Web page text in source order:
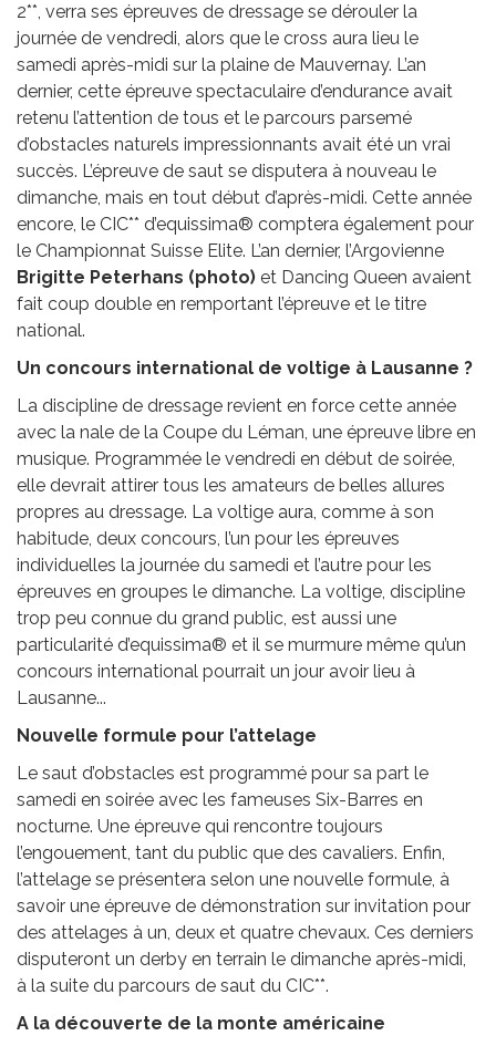
2**, verra ses épreuves de dressage se dérouler la
journée de vendredi, alors que le cross aura lieu le
samedi après-midi sur la plaine de Mauvernay. L’an
dernier, cette épreuve spectaculaire d’endurance avait
retenu l’attention de tous et le parcours parsemé
d’obstacles naturels impressionnants avait été un vrai
succès. L’épreuve de saut se disputera à nouveau le
dimanche, mais en tout début d’après-midi. Cette année
encore, le CIC** d’equissima® comptera également pour
le Championnat Suisse Elite. L’an dernier, l’Argovienne
Brigitte Peterhans (photo) et Dancing Queen avaient
fait coup double en remportant l’épreuve et le titre
national.
Un concours international de voltige à Lausanne ?
La discipline de dressage revient en force cette année
avec la nale de la Coupe du Léman, une épreuve libre en
musique. Programmée le vendredi en début de soirée,
elle devrait attirer tous les amateurs de belles allures
propres au dressage. La voltige aura, comme à son
habitude, deux concours, l’un pour les épreuves
individuelles la journée du samedi et l’autre pour les
épreuves en groupes le dimanche. La voltige, discipline
trop peu connue du grand public, est aussi une
particularité d’equissima® et il se murmure même qu’un
concours international pourrait un jour avoir lieu à
Lausanne...
Nouvelle formule pour l’attelage
Le saut d’obstacles est programmé pour sa part le
samedi en soirée avec les fameuses Six-Barres en
nocturne. Une épreuve qui rencontre toujours
l’engouement, tant du public que des cavaliers. Enfin,
l’attelage se présentera selon une nouvelle formule, à
savoir une épreuve de démonstration sur invitation pour
des attelages à un, deux et quatre chevaux. Ces derniers
disputeront un derby en terrain le dimanche après-midi,
à la suite du parcours de saut du CIC**.
A la découverte de la monte américaine